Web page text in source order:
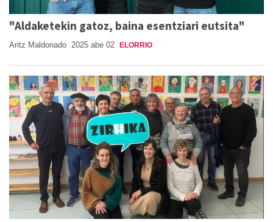
"Aldaketekin gatoz, baina esentziari eutsita"
Aritz Maldonado 2025 abe 02 ELORRIO